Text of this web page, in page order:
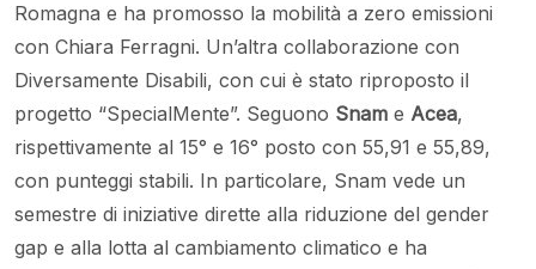
Romagna e ha promosso la mobilità a zero emissioni
con Chiara Ferragni. Un’altra collaborazione con
Diversamente Disabili, con cui è stato riproposto il
progetto “SpecialMente”. Seguono Snam e Acea,
rispettivamente al 15° e 16° posto con 55,91 e 55,89,
con punteggi stabili. In particolare, Snam vede un
semestre di iniziative dirette alla riduzione del gender
gap e alla lotta al cambiamento climatico e ha